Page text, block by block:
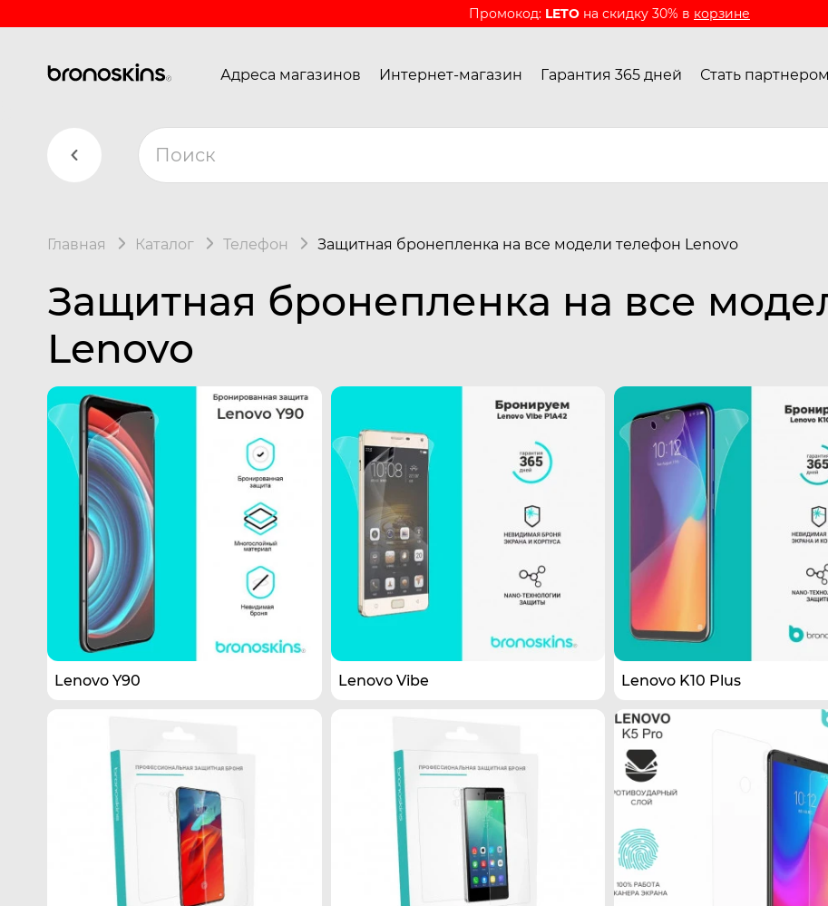
Промокод: LETO на скидку 30% в корзине
Адреса магазинов Интернет-магазин Гарантия 365 дней Стать партнером
Главная Каталог Телефон Защитная бронепленка на все модели телефон Lenovo
Защитная бронепленка на все
Lenovo
Lenovo Y90 Lenovo Vibe Lenovo K10 Plus